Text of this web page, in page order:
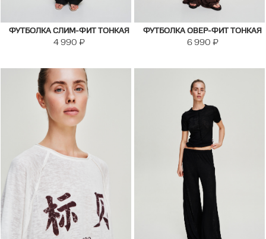
ФУТБОЛКА СЛИМ-ФИТ ТОНКАЯ
4 990 ₽
ФУТБОЛКА ОВЕР-ФИТ ТОНКАЯ
6 990 ₽